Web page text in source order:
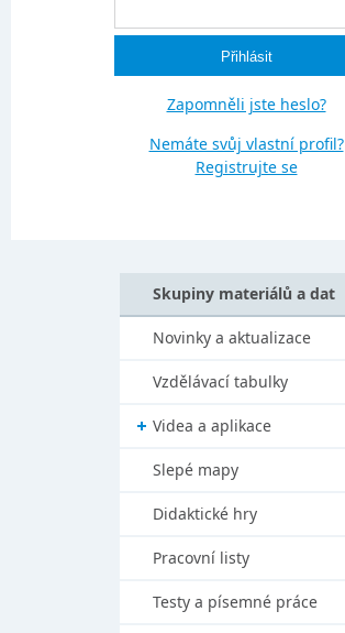
Zapomněli jste heslo?
Nemáte svůj vlastní profil?
Registrujte se
Skupiny materiálů a dat
Novinky a aktualizace
Vzdělávací tabulky
Videa a aplikace
Slepé mapy
Didaktické hry
Pracovní listy
Testy a písemné práce